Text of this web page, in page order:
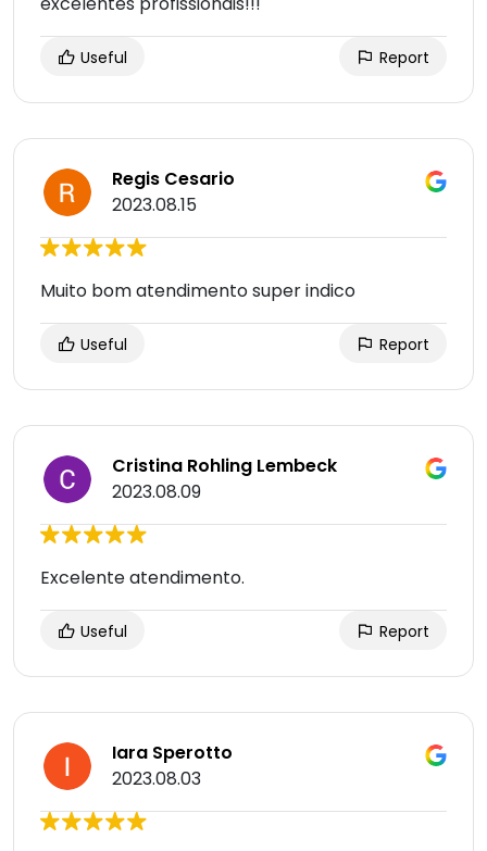
Useful Report
Regis Cesario
2023.08.15
Muito bom atendimento super indico
Useful Report
Cristina Rohling Lembeck
2023.08.09
Excelente atendimento.
Useful Report
Iara Sperotto
2023.08.03